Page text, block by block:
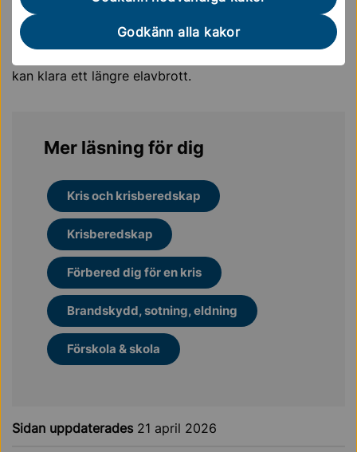
Godkänn alla kakor
andra åtgärder vid elavbrott
kan klara ett längre elavbrott.
Mer läsning för dig
Kris och krisberedskap
Krisberedskap
Förbered dig för en kris
Brandskydd, sotning, eldning
Förskola & skola
Sidan uppdaterades 21 april 2026